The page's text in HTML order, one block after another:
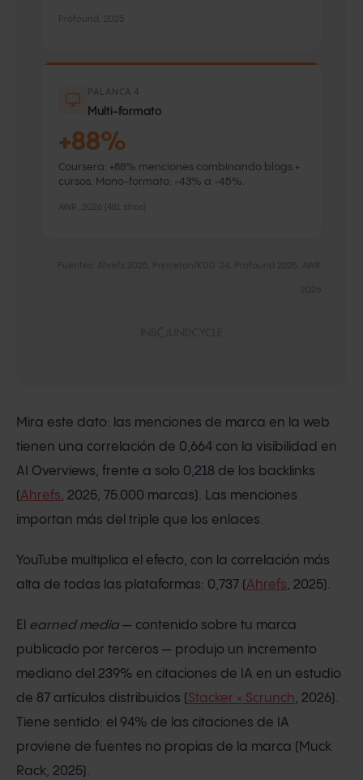
Profound, 2025
PALANCA 4
Multi-formato
+88%
Coursera: +88% menciones combinando blogs +
cursos. Mono-formato: -43% a -45%.
AWR, 2026 (481 sitios)
Mira este dato: las menciones de marca en la web
tienen una correlación de 0,664 con la visibilidad en
AI Overviews, frente a solo 0,218 de los backlinks
(Ahrefs, 2025, 75.000 marcas). Las menciones
importan más del triple que los enlaces.
YouTube multiplica el efecto, con la correlación más
alta de todas las plataformas: 0,737 (Ahrefs, 2025).
El earned media — contenido sobre tu marca
publicado por terceros — produjo un incremento
mediano del 239% en citaciones de IA en un estudio
de 87 artículos distribuidos (Stacker × Scrunch, 2026).
Tiene sentido: el 94% de las citaciones de IA
proviene de fuentes no propias de la marca (Muck
Rack, 2025).